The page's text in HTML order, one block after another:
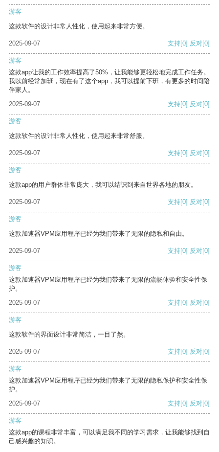
游客
这款软件的设计非常人性化，使用起来非常方便。
2025-09-07 支持[0] 反对[0]
游客
这款app让我的工作效率提高了50%，让我能够更轻松地完成工作任务。
我以前经常加班，现在有了这个app，我可以提前下班，有更多的时间陪
伴家人。
2025-09-07
支持[0] 反对[0]
游客
这款软件的设计非常人性化，使用起来非常舒服。
2025-09-07 支持[0] 反对[0]
游客
这款app的用户群体非常庞大，我可以结识到来自世界各地的朋友。
2025-09-07 支持[0] 反对[0]
游客
这款加速器VPM应用程序已经为我们带来了无限的隐私和自由。
2025-09-07 支持[0] 反对[0]
游客
这款加速器VPM应用程序已经为我们带来了无限的流畅体验和安全性保
护。
2025-09-07
支持[0] 反对[0]
游客
这款软件的界面设计非常简洁，一目了然。
2025-09-07 支持[0] 反对[0]
游客
这款加速器VPM应用程序已经为我们带来了无限的隐私保护和安全性保
护。
2025-09-07
支持[0] 反对[0]
游客
这款app的课程非常丰富，可以满足我不同的学习需求，让我能够找到自
己感兴趣的知识。